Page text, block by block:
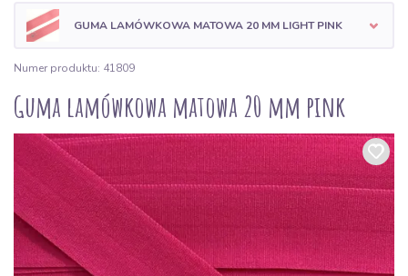
GUMA LAMÓWKOWA MATOWA 20 MM LIGHT PINK
Numer produktu: 41809
Guma lamówkowa matowa 20 mm pink